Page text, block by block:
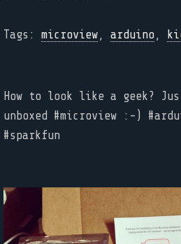
Tags: microview, arduino,
How to look like a geek?
unboxed #microview :-)
#sparkfun